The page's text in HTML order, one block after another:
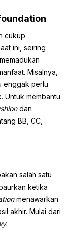
cukup
ini, seiring
Misalnya,
enggak perlu
membantu
dan
BB, CC,
salah satu
ketika
menawarkan
akhir. Mulai dari